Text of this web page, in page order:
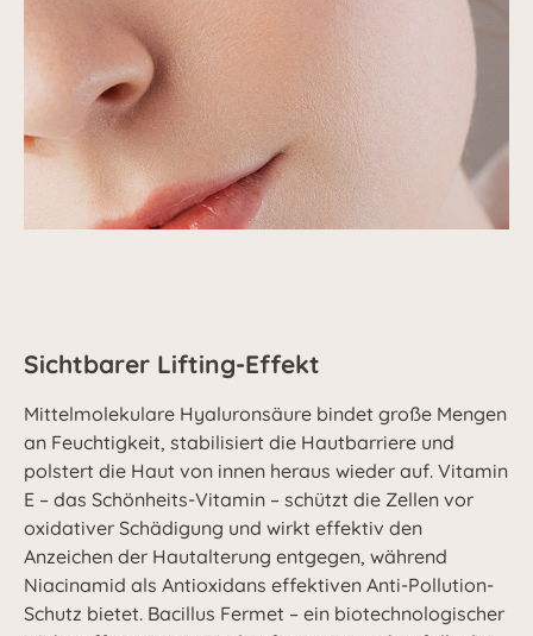
Sichtbarer Lifting-Effekt
Mittelmolekulare Hyaluronsäure bindet große Mengen
an Feuchtigkeit, stabilisiert die Hautbarriere und
polstert die Haut von innen heraus wieder auf. Vitamin
E – das Schönheits-Vitamin – schützt die Zellen vor
oxidativer Schädigung und wirkt effektiv den
Anzeichen der Hautalterung entgegen, während
Niacinamid als Antioxidans effektiven Anti-Pollution-
Schutz bietet. Bacillus Fermet – ein biotechnologischer